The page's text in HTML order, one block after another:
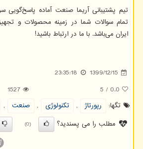
تیم پشتیبانی آریما صنعت آماده پاسخ‌گویی
تمام سوالات شما در زمینه محصولات و
ایران می‌باشد. با ما در ارتباط باشید!
1399/12/15
23:35:18
0.0
/
5
1527
تگها:
رپورتاژ , تكنولوژی , صنعت ,
مطلب را می پسندید؟
(0)